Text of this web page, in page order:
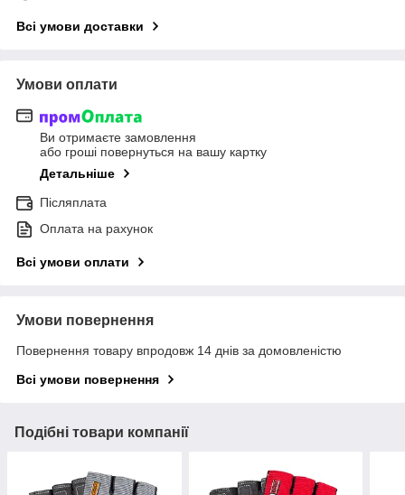
Всі умови доставки
Умови оплати
Ви отримаєте замовлення
або гроші повернуться на вашу картку
Детальніше
Післяплата
Оплата на рахунок
Всі умови оплати
Умови повернення
Повернення товару впродовж 14 днів за домовленістю
Всі умови повернення
Подібні товари компанії